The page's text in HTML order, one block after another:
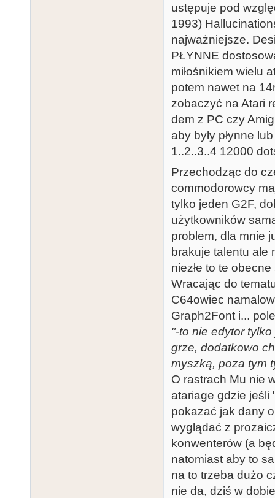
ustępuje pod
1993)
najważniejsze.
PŁYNNE
miłośnikiem wielu
potem nawet na
zobaczyć na Atari
dem z PC czy
aby były płynne
1..2..3..4 12000
Przechodząc do
commodorowcy
tylko jeden G2F,
użytkowników
problem, dla mnie
brakuje talentu ale
niezłe to te
Wracając do
C64owiec
Graph2Font i...
"-to nie edytor
grze, dodatkowo
myszką, poza tym
O rastrach Mu nie
atariage gdzie jeśli
pokazać jak dany
wyglądać z
konwenterów (a
natomiast aby to
na to trzeba dużo
nie da, dziś w